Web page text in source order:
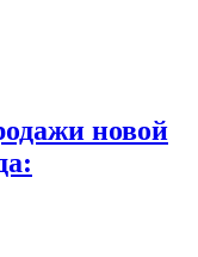
новой